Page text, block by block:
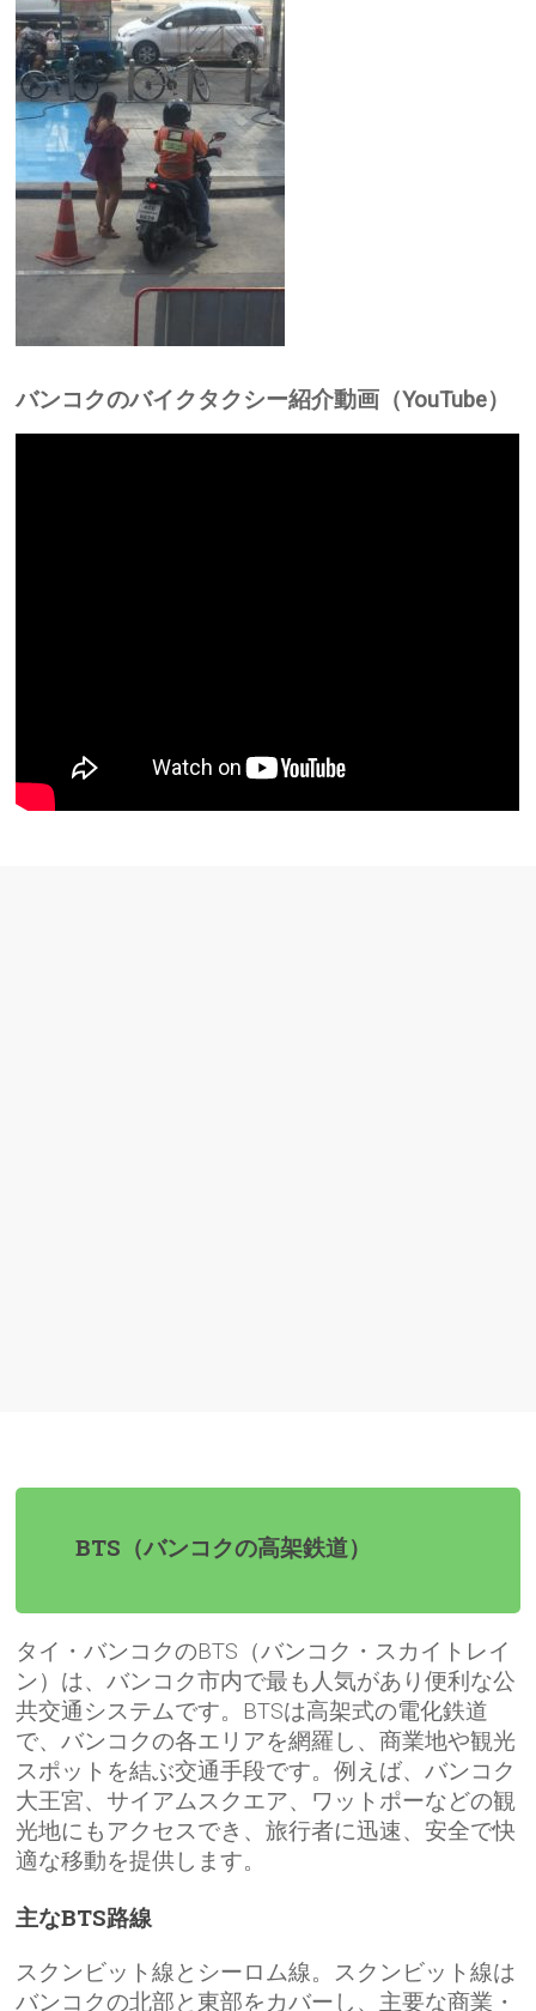
バンコクのバイクタクシー紹介動画（YouTube）
BTS（バンコクの高架鉄道）
タイ・バンコクのBTS（バンコク・スカイトレイ
ン）は、バンコク市内で最も人気があり便利な公
共交通システムです。BTSは高架式の電化鉄道
で、バンコクの各エリアを網羅し、商業地や観光
スポットを結ぶ交通手段です。例えば、バンコク
大王宮、サイアムスクエア、ワットポーなどの観
光地にもアクセスでき、旅行者に迅速、安全で快
適な移動を提供します。
主なBTS路線
スクンビット線とシーロム線。スクンビット線は
バンコクの北部と東部をカバーし、主要な商業・